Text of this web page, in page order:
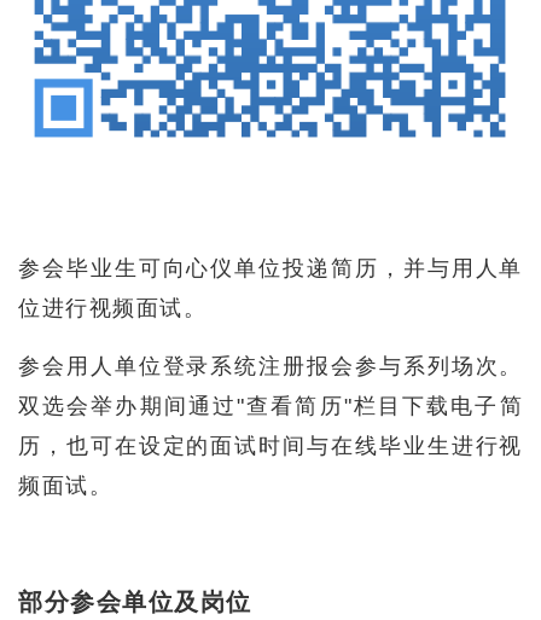
参会毕业生可向心仪单位投递简历，并与用人单
位进行视频面试。
参会用人单位登录系统注册报会参与系列场次。
双选会举办期间通过"查看简历"栏目下载电子简
历，也可在设定的面试时间与在线毕业生进行视
频面试。
部分参会单位及岗位